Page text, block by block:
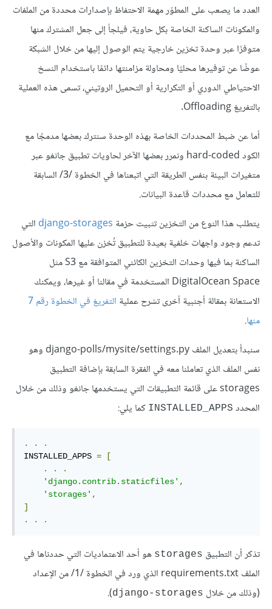
العدد ما يصعب على المطوّر مهمة الاحتفاظ بإصدارات محددة من الملفات
والمكونات الساكنة الخاصة بكل حاوية، فيلجأ إلى جعل المشترك منها
متوفرًا عبر وحدة تخزين خارجية يتم الوصول إليها من خلال الشبكة
عوضًا عن توفيرها محليًا ومحاولة مزامنتها دائمًا باستخدام النسخ
الاحتياطي الدوري أو التكرارية أو التحميل الروتيني، تسمى هذه العملية
بالتفريغ Offloading.
أما عن ضبط المحددات الخاصة بهذه الوحدة سنترك بعضها مدمجًا مع
الكود hard-coded ونمرر بعضها الآخر لحاويات تطبيق جانغو عبر
متغيرات البيئة بنفس الطريقة التي اتبعناها في الخطوة /3/ السابقة
للتعامل مع محددات قاعدة البيانات.
يتطلب هذا النوع من التخزين تثبيت حزمة django-storages التي
تدعم وجود واجهات خلفية بعيدة للتطبيق تُخزن عليها المكونات والأصول
الساكنة بما فيها وحدات التخزين الكائني المتوافقة مع S3 مثل
DigitalOcean Space المستخدمة في مقالنا أو غيرها، ويمكنك
الاستعانة بمقالة أجنبية أخرى تشرح عملية
التفريغ في الخطوة رقم 7
منها.
سنبدأ بتعديل الملف django-polls/mysite/settings.py وهو
نفس الملف الذي تعاملنا معه في الفقرة السابقة بإضافة التطبيق
storages على قائمة التطبيقات التي يستخدمها جانغو وذلك من خلال
المحدد INSTALLED_APPS كما يلي:
. .
.
INSTALLED_APPS =
[
.
.
.
'django.contrib.staticfiles' ,
'storages' ,
]
.
. .
تذكر أن التطبيق storages هو أحد الاعتماديات التي حددناها في
الملف requirements.txt الذي ورد في الخطوة /1/ من الإعداد
(وذلك من خلال django-storages
).